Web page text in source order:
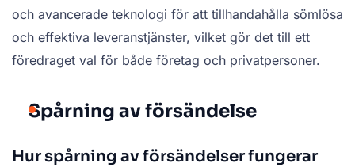
och avancerade teknologi för att tillhandahålla sömlösa
och effektiva leveranstjänster, vilket gör det till ett
föredraget val för både företag och privatpersoner.
Spårning av försändelse
Hur spårning av försändelser fungerar